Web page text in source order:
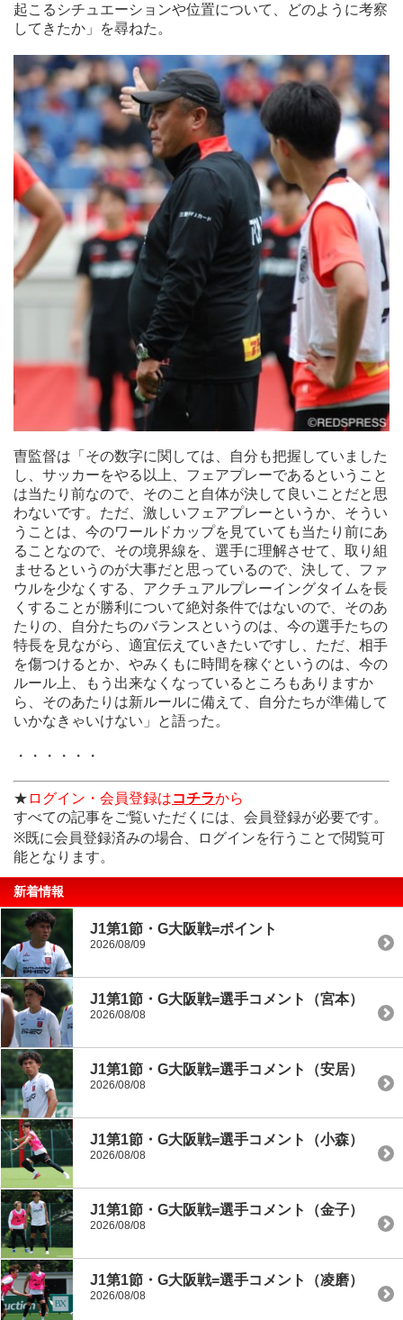
曺監督は「その数字に関しては、自分も把握していましたし、
サッカーをやる以上、フェアプレーであるということは当たり
前なので、そのこと自体が決して良いことだと思わないです。
ただ、激しいフェアプレーというか、そういうことは、今のワ
ールドカップを見ていても当たり前にあることなので、その境
界線を、選手に理解させて、取り組ませるというのが大事だと
思っているので、決して、ファウルを少なくする、アクチュア
ルプレーイングタイムを長くすることが勝利について絶対条件
ではないので、そのあたりの、自分たちのバランスというの
は、今の選手たちの特長を見ながら、適宜伝えていきたいです
し、ただ、相手を傷つけるとか、やみくもに時間を稼ぐという
のは、今のルール上、もう出来なくなっているところもありま
すから、そのあたりは新ルールに備えて、自分たちが準備して
いかなきゃいけない」と語った。
・・・・・・
会員登録は こちら" />
起こるシチュエーションや位置について、どのように考察
してきたか」を尋ねた。
曺監督は「その数字に関しては、自分も把握していました
し、サッカーをやる以上、フェアプレーであるということ
は当たり前なので、そのこと自体が決して良いことだと思
わないです。ただ、激しいフェアプレーというか、そうい
うことは、今のワールドカップを見ていても当たり前にあ
ることなので、その境界線を、選手に理解させて、取り組
ませるというのが大事だと思っているので、決して、ファ
ウルを少なくする、アクチュアルプレーイングタイムを長
くすることが勝利について絶対条件ではないので、そのあ
たりの、自分たちのバランスというのは、今の選手たちの
特長を見ながら、適宜伝えていきたいですし、ただ、相手
を傷つけるとか、やみくもに時間を稼ぐというのは、今の
ルール上、もう出来なくなっているところもありますか
ら、そのあたりは新ルールに備えて、自分たちが準備して
いかなきゃいけない」と語った。
・・・・・・
★ ログイン・会員登録はコチラから
すべての記事をご覧いただくには、会員登録が必要です。
※既に会員登録済みの場合、ログインを行うことで閲覧可
能となります。
新着情報
J1第1節・G大阪戦=ポイント
2026/08/09
J1第1節・G大阪戦=選手コメント（宮本）
2026/08/08
J1第1節・G大阪戦=選手コメント（安居）
2026/08/08
J1第1節・G大阪戦=選手コメント（小森）
2026/08/08
J1第1節・G大阪戦=選手コメント（金子）
2026/08/08
J1第1節・G大阪戦=選手コメント（凌磨）
2026/08/08